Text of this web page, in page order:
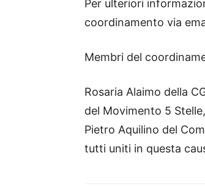
Per ulteriori
coordinamento via
Membri del
Rosaria Alaimo della
del Movimento 5
Pietro Aquilino del
tutti uniti in questa